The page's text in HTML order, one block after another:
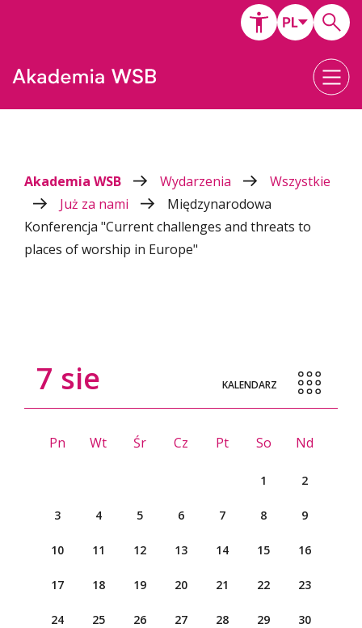
Akademia WSB Wydarzenia
Wszystkie
Już za nami
Międzynarodowa
Konferencja "Current challenges and threats to
places of worship in Europe"
7 sie KALENDARZ
Pn Wt Śr Cz Pt So Nd
1 2
3 4 5 6 7 8 9
10 11 12 13 14 15 16
17 18 19 20 21 22 23
24 25 26 27 28 29 30